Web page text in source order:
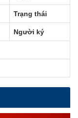
Trạng thái
Người ký